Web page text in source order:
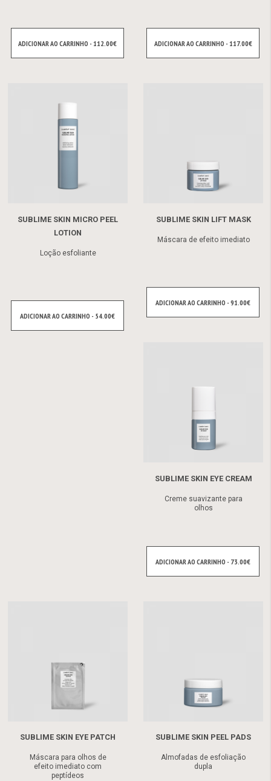
ADICIONAR AO CARRINHO - 112.00€ ADICIONAR AO CARRINHO - 117.00€
SUBLIME SKIN MICRO PEEL
LOTION
Loção esfoliante
ADICIONAR AO CARRINHO - 54.00€
SUBLIME SKIN LIFT MASK
Máscara de efeito imediato
ADICIONAR AO CARRINHO - 91.00€
SUBLIME SKIN EYE CREAM
Creme suavizante para
olhos
ADICIONAR AO CARRINHO - 73.00€
SUBLIME SKIN EYE PATCH
Máscara para olhos de
efeito imediato com
peptídeos
SUBLIME SKIN PEEL PADS
Almofadas de esfoliação
dupla